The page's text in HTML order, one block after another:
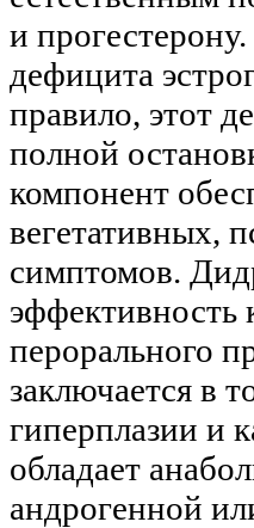
и
дефицита
правило, этот
полной
компонент
вегетативных,
симптомов.
эффективность
перорального
заключается в
гиперплазии и
обладает
андрогенной